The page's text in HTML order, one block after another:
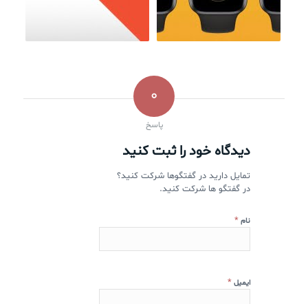
0
پاسخ
دیدگاه خود را ثبت کنید
تمایل دارید در گفتگوها شرکت کنید؟
در گفتگو ها شرکت کنید.
نام *
ایمیل *